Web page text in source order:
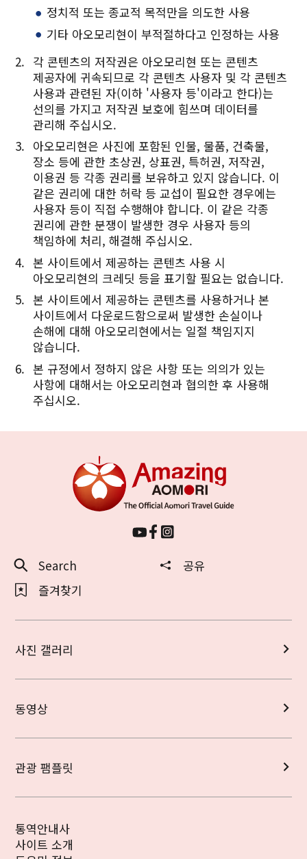
정치적 또는 종교적 목적만을 의도한 사용
기타 아오모리현이 부적절하다고 인정하는 사용
각 콘텐츠의 저작권은 아오모리현 또는 콘텐츠
제공자에 귀속되므로 각 콘텐츠 사용자 및 각 콘텐츠
사용과 관련된 자(이하 '사용자 등'이라고 한다)는
선의를 가지고 저작권 보호에 힘쓰며 데이터를
관리해 주십시오.
아오모리현은 사진에 포함된 인물, 물품, 건축물,
장소 등에 관한 초상권, 상표권, 특허권, 저작권,
이용권 등 각종 권리를 보유하고 있지 않습니다. 이
같은 권리에 대한 허락 등 교섭이 필요한 경우에는
사용자 등이 직접 수행해야 합니다. 이 같은 각종
권리에 관한 분쟁이 발생한 경우 사용자 등의
책임하에 처리, 해결해 주십시오.
본 사이트에서 제공하는 콘텐츠 사용 시
아오모리현의 크레딧 등을 표기할 필요는 없습니다.
본 사이트에서 제공하는 콘텐츠를 사용하거나 본
사이트에서 다운로드함으로써 발생한 손실이나
손해에 대해 아오모리현에서는 일절 책임지지
않습니다.
본 규정에서 정하지 않은 사항 또는 의의가 있는
사항에 대해서는 아오모리현과 협의한 후 사용해
주십시오.
Search
공유
즐겨찾기
사진 갤러리
동영상
관광 팸플릿
통역안내사
사이트 소개